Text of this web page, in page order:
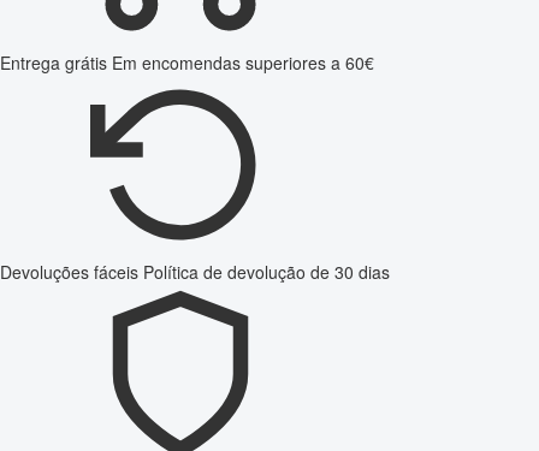
Entrega grátis Em encomendas superiores a 60€
Devoluções fáceis Política de devolução de 30 dias